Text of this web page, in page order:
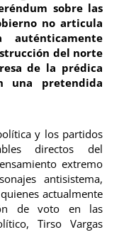
sobre las
no articula
del norte
de la prédica
una pretendida
y los partidos
directos del
extremo
antisistema,
actualmente
de voto en las
Tirso Vargas